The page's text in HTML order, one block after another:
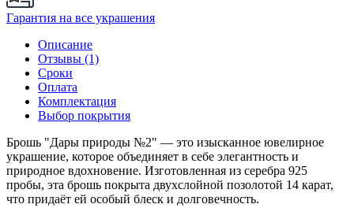
Гарантия на все украшения
Описание
Отзывы (1)
Сроки
Оплата
Комплектация
Выбор покрытия
Брошь "Дары природы №2" — это изысканное ювелирное
украшение, которое объединяет в себе элегантность и
природное вдохновение. Изготовленная из серебра 925
пробы, эта брошь покрыта двухслойной позолотой 14 карат,
что придаёт ей особый блеск и долговечность.